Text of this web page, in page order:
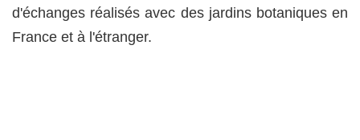
d'échanges réalisés avec des jardins botaniques en
France et à l'étranger.